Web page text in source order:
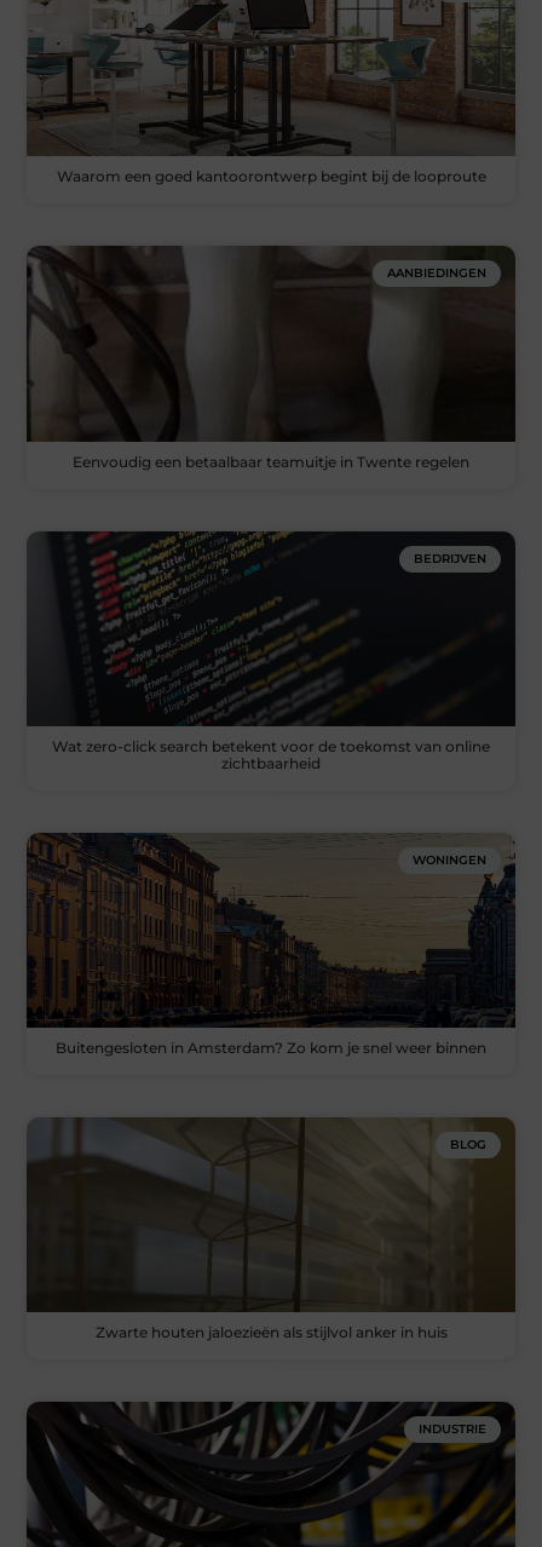
Waarom een goed kantoorontwerp begint bij de looproute
AANBIEDINGEN
Eenvoudig een betaalbaar teamuitje in Twente regelen
BEDRIJVEN
Wat zero-click search betekent voor de toekomst van online
zichtbaarheid
WONINGEN
Buitengesloten in Amsterdam? Zo kom je snel weer binnen
BLOG
Zwarte houten jaloezieën als stijlvol anker in huis
INDUSTRIE